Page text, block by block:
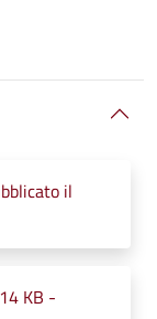
il
KB -